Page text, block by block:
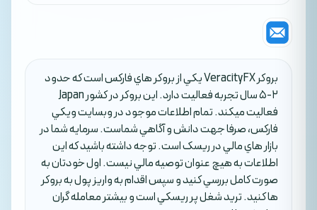
بروکر VeracityFX يکي از بروکر هاي فارکس است که حدود
2-5 سال تجربه فعاليت دارد. اين بروکر در کشور Japan
فعاليت ميکند. تمام اطلاعات موجود در وبسايت ويکي
فارکس، صرفا جهت دانش و آگاهي شماست. سرمايه شما در
بازار هاي مالي در ريسک است. توجه داشته باشيد که اين
اطلاعات به هيچ عنوان توصيه مالي نيست. اول خودتان به
صورت کامل بررسي کنيد و سپس اقدام به واريز پول به بروکر
ها کنيد. تريد شغل پر ريسکي است و بيشتر معامله گران